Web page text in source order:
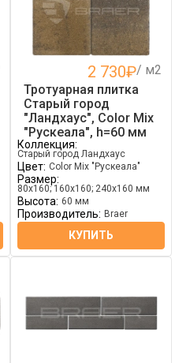
2 730₽/ м2
Тротуарная плитка
Старый город
"Ландхаус", Color Mix
"Рускеала", h=60 мм
Коллекция:
Старый город Ландхаус
Цвет: Color Mix "Рускеала"
Размер:
80х160; 160х160; 240х160 мм
Высота: 60 мм
Производитель: Braer
КУПИТЬ